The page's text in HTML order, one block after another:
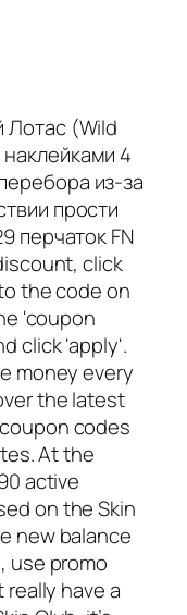
Лотас (Wild
4
из-за
прости
перчаток FN
click
the code on
'coupon
click 'apply'.
money every
the latest
codes
At the
active
on the Skin
new balance
use promo
really have a